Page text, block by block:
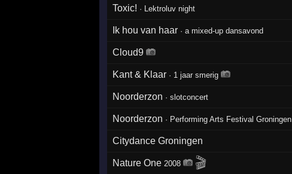
Toxic! · Lektroluv night
Ik hou van haar ·a mixed-up dansavond
Cloud9
Kant & Klaar · 1 jaar smerig
Noorderzon ·slotconcert
Noorderzon · Performing Arts Festival Groningen
Citydance Groningen
Nature One 2008 🎬